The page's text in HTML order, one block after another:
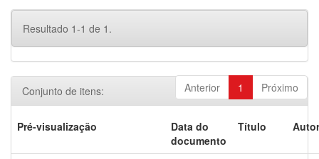
Resultado 1-1 de 1.
Anterior 1 Próximo
Conjunto de itens:
Pré-visualização
Data do
documento
Título